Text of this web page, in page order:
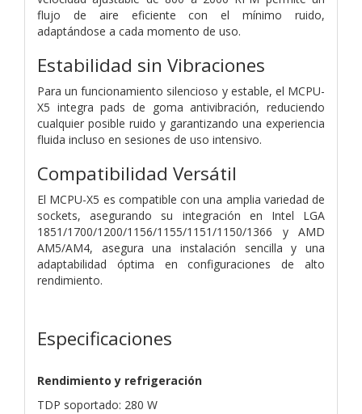
flujo de aire eficiente con el mínimo ruido,
adaptándose a cada momento de uso.
Estabilidad sin Vibraciones
Para un funcionamiento silencioso y estable, el MCPU-
X5 integra pads de goma antivibración, reduciendo
cualquier posible ruido y garantizando una experiencia
fluida incluso en sesiones de uso intensivo.
Compatibilidad Versátil
El MCPU-X5 es compatible con una amplia variedad de
sockets, asegurando su integración en Intel LGA
1851/1700/1200/1156/1155/1151/1150/1366 y AMD
AM5/AM4, asegura una instalación sencilla y una
adaptabilidad óptima en configuraciones de alto
rendimiento.
Especificaciones
Rendimiento y refrigeración
TDP soportado: 280 W